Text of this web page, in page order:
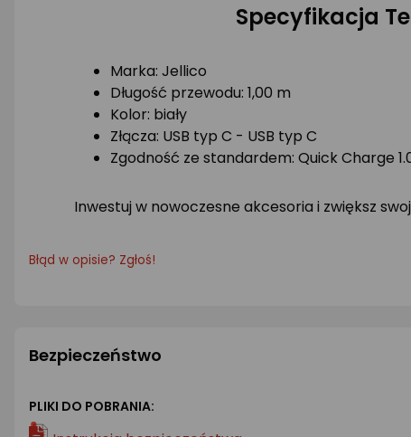
Specyfikacja
Marka: Jellico
Długość przewodu: 1,00 m
Kolor: biały
Złącza: USB typ C - USB typ C
Zgodność ze standardem: Quick Charge
Inwestuj w nowoczesne akcesoria i zwiększ
Błąd w opisie? Zgłoś!
Bezpieczeństwo
PLIKI DO POBRANIA: